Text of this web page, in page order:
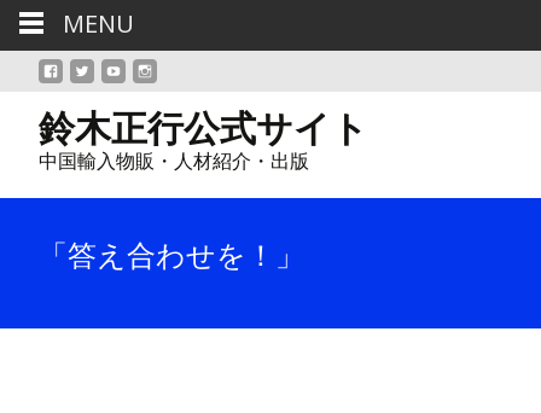
鈴木正行公式サイト
中国輸入物販・人材紹介・出版
「答え合わせを！」
MENU